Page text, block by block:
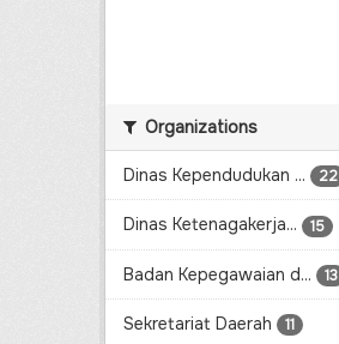
Organizations
Dinas Kependudukan ... 22
Dinas Ketenagakerja... 15
Badan Kepegawaian d... 13
Sekretariat Daerah 11